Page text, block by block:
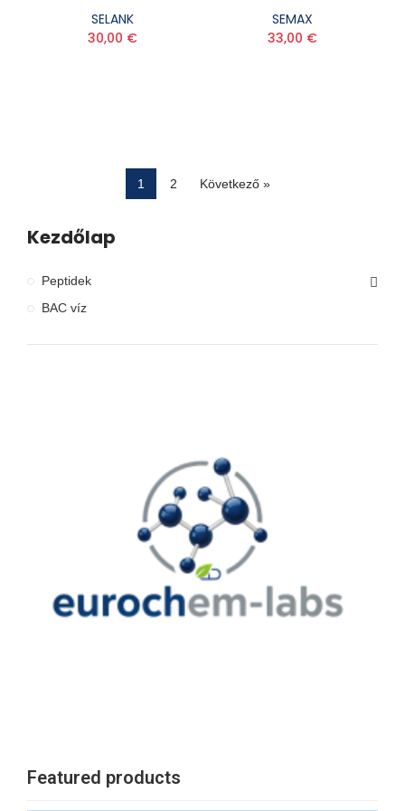
SELANK
30,00 €
SEMAX
33,00 €
1 2 Következő »
Kezdőlap
Peptidek
BAC víz
Featured products